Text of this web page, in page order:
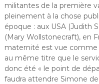
militantes de la première
pleinement à la chose
époque : aux USA (Judith
(Mary Wollstonecraft), en
maternité est vue
au même titre que le
donc été « le point de
faudra attendre Simone